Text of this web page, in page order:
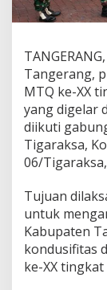
p
i
A
p
e
l
G
a
b
n
a
n
P
e
r
s
Tangerang,
MTQ ke-XX
yang digelar
diikuti
Tigaraksa,
06/
Tujuan
untuk
Kabupaten
kondusifitas
ke-XX